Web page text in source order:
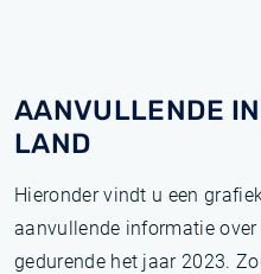
AANVULLENDE
LAND
Hieronder vindt u een
aanvullende informatie
gedurende het jaar 2023.